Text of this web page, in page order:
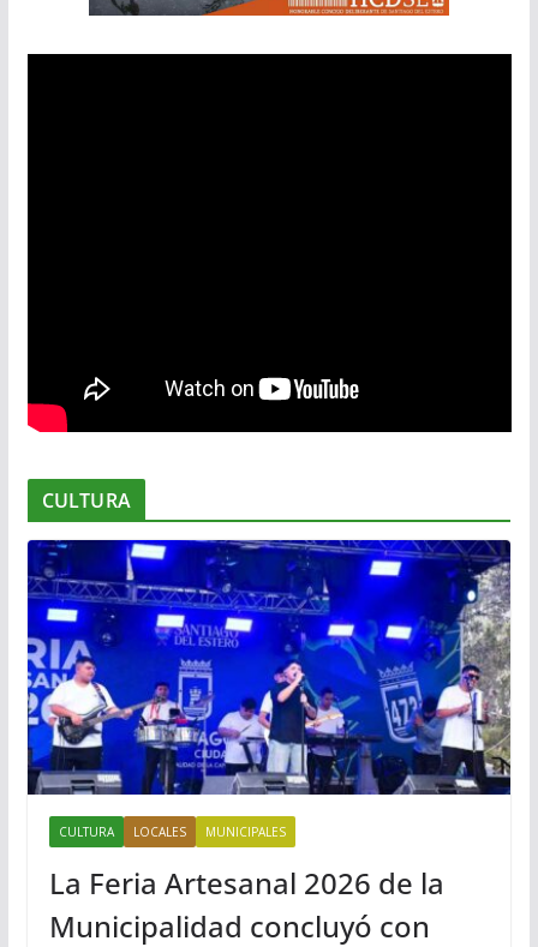
CULTURA
CULTURA LOCALES MUNICIPALES
La Feria Artesanal 2026 de la
Municipalidad concluyó con